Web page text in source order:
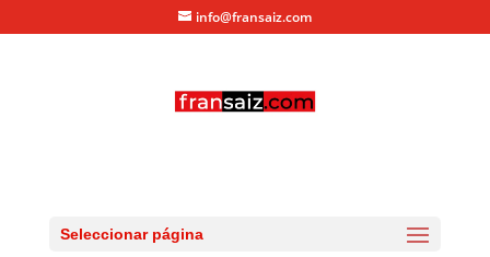
info@fransaiz.com
Seleccionar página